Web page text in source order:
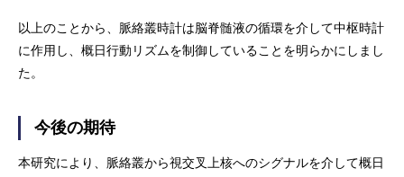
以上のことから、脈絡叢時計は脳脊髄液の循環を介して中枢時計
に作用し、概日行動リズムを制御していることを明らかにしまし
た。
今後の期待
本研究により、脈絡叢から視交叉上核へのシグナルを介して概日